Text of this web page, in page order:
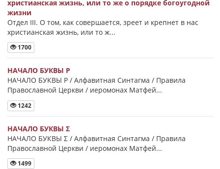
христианская жизнь, или то же о порядке богоугодной
жизни
Отдел III. О том, как совершается, зреет и крепнет в нас
христианская жизнь, или то ж...
1700
НАЧАЛО БУКВЫ Ρ
НАЧАЛО БУКВЫ Ρ / Алфавитная Синтагма / Правила
Православной Церкви / иеромонах Матфей...
1242
НАЧАЛО БУКВЫ Σ
НАЧАЛО БУКВЫ Σ / Алфавитная Синтагма / Правила
Православной Церкви / иеромонах Матфей...
1499